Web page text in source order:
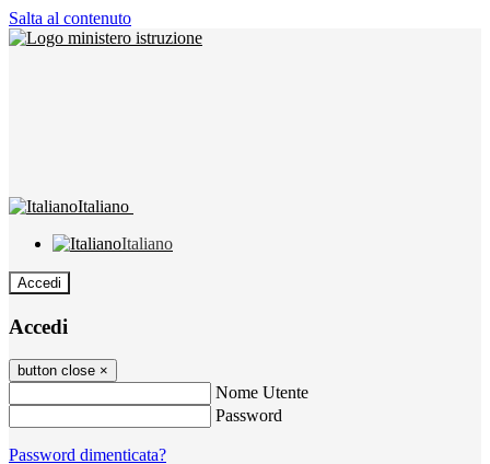
Salta al contenuto
Italiano
Italiano
Accedi
Accedi
button close ×
Nome Utente
Password
Password dimenticata?